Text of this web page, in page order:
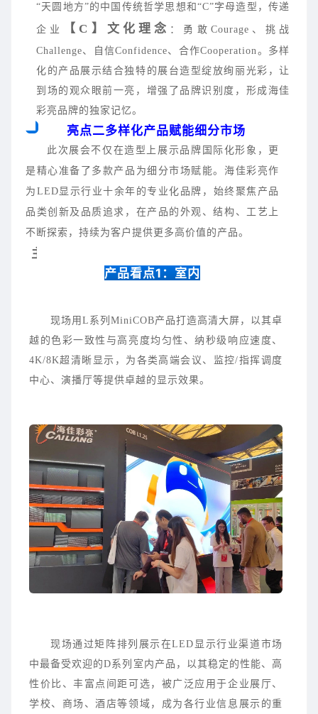
“天圆地方”的中国传统哲学思想和“C”字母造型，传递
企业 【C】文化理念 ：勇敢Courage、挑战
Challenge、自信Confidence、合作Cooperation。多样
化的产品展示结合独特的展台造型绽放绚丽光彩，让
到场的观众眼前一亮，增强了品牌识别度，形成海佳
彩亮品牌的独家记忆。
亮点二多样化产品赋能细分市场
此次展会不仅在造型上展示品牌国际化形象，更
是精心准备了多款产品为细分市场赋能。海佳彩亮作
为LED显示行业十余年的专业化品牌，始终聚焦产品
品类创新及品质追求，在产品的外观、结构、工艺上
不断探索，持续为客户提供更多高价值的产品。
主
产品看点1：室内
现场用L系列MiniCOB产品打造高清大屏，以其卓
越的色彩一致性与高亮度均匀性、纳秒级响应速度、
4K/8K超清晰显示，为各类高端会议、监控/指挥调度
中心、演播厅等提供卓越的显示效果。
现场通过矩阵排列展示在LED显示行业渠道市场
中最备受欢迎的D系列室内产品 ，以其稳定的性能、高
性价比、丰富点间距可选，被广泛应用于企业展厅、
学校、商场、酒店等领域，成为各行业信息展示的重